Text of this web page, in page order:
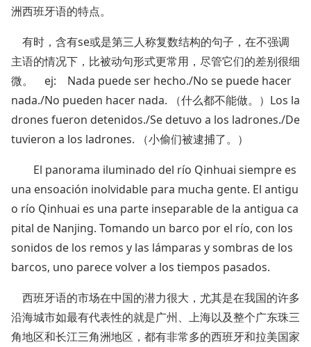
洲西班牙语的特点。
有时，含有se或是第三人称复数结构的句子，在不强调
主语的情况下，比被动句形式更常用，尽管它们的差别很细
微。 ej: Nada puede ser hecho./No se puede hacer
nada./No pueden hacer nada. （什么都不能做。）Los la
drones fueron detenidos./Se detuvo a los ladrones./De
tuvieron a los ladrones. （小偷们被逮捕了。）
El panorama iluminado del río Qinhuai siempre es
una ensoación inolvidable para mucha gente. El antigu
o río Qinhuai es una parte inseparable de la antigua ca
pital de Nanjing. Tomando un barco por el río, con los
sonidos de los remos y las lámparas y sombras de los
barcos, uno parece volver a los tiempos pasados.
西班牙语的市场在中国的潜力很大，尤其是在我国的许多
沿海城市如最有代表性的就是广州、上海以及整个广东珠三
角地区和长江三角洲地区，都有非常多的西班牙和拉美国家